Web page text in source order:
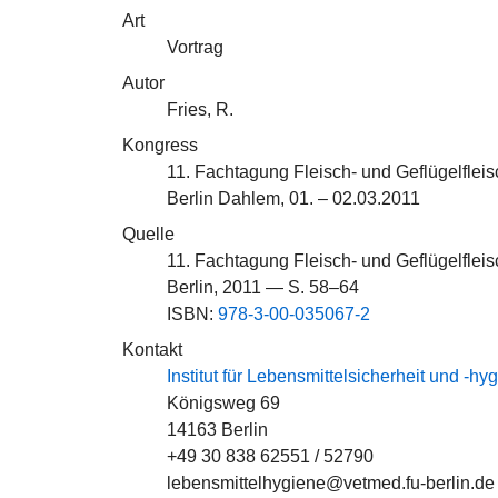
Art
Vortrag
Autor
Fries, R.
Kongress
11. Fachtagung Fleisch- und
Berlin Dahlem, 01. – 02.03.2011
Quelle
11. Fachtagung Fleisch- und
Berlin, 2011 — S. 58–64
ISBN: 978-3-00-035067-2
Kontakt
Institut für Lebensmittelsicherheit und -
Königsweg 69
14163 Berlin
+49 30 838 62551 / 52790
lebensmittelhygiene@vetmed.fu-